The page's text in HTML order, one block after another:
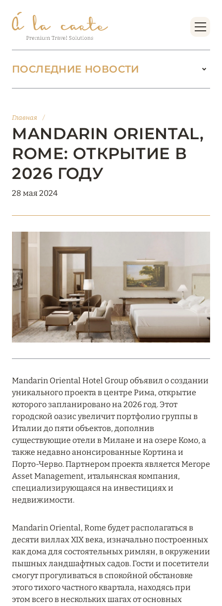
Главная /
MANDARIN ORIENTAL,
ROME: ОТКРЫТИЕ В
2026 ГОДУ
28 мая 2024
ПОСЛЕДНИЕ НОВОСТИ
БУТИК-КУРОРТЫ МАЛЬДИВСКИХ ОСТРОВОВ
01 июня 2026
JUMEIRAH OLHAHALI ISLAND MALDIVES: ВАШ
THE ST. REGIS MALDIVES VOMMULI:
МАНИФЕСТ ЭСТЕТИКИ В САМОМ СЕРДЦЕ
ОКЕАНА
Подробнее
ПРЯМОЙ ПЕРЕЛЁТ
Подробнее
20 марта 2026
MARCH GRAND ESCAPE: ПРЕДЛОЖЕНИЕ ОТ Á
LA CARTE PREMIUM ПО ОТЕЛЮ WALDORF
ASTORIA MALDIVES ITHAAFUSHI, МАЛЬДИВЫ
Подробнее
12 ноября 2025
MANDARIN ORIENTAL JUMEIRA — SUITE
NOVEMBER
Подробнее
Mandarin Oriental Hotel Group объявил о создании
уникального проекта в центре Рима, открытие
которого запланировано на 2026 год. Этот
городской оазис увеличит портфолио группы в
Италии до пяти объектов, дополнив
существующие отели в Милане и на озере Комо, а
также недавно анонсированные Кортина и
Порто-Черво. Партнером проекта является Merope
Asset Management, итальянская компания,
специализирующаяся на инвестициях и
недвижимости.
Mandarin Oriental, Rome будет располагаться в
десяти виллах XIX века, изначально построенных
как дома для состоятельных римлян, в окружении
пышных ландшафтных садов. Гости и посетители
смогут прогуливаться в спокойной обстановке
этого тихого частного квартала, находясь при
этом всего в нескольких шагах от основных